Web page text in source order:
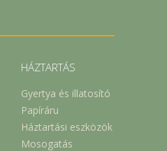
HÁZTARTÁS
Gyertya és illatosító
Papíráru
Háztartási eszközök
Mosogatás